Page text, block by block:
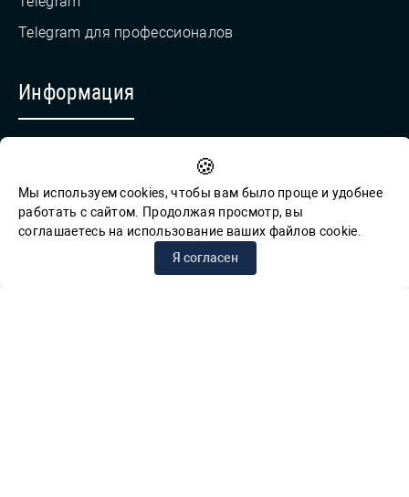
Telegram для профессионалов
Информация
Обратная связь для сообщений о фактах коррупции
© СПб ГБУК ГСЦБС, 2012-2026 гг.
🍪
Мы используем cookies, чтобы вам было проще и удобнее
работать с сайтом. Продолжая просмотр, вы
соглашаетесь на использование ваших файлов cookie.
Я согласен